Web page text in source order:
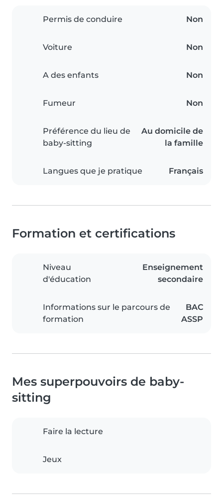
Permis de conduire Non
Voiture Non
A des enfants Non
Fumeur Non
Préférence du lieu de
baby-sitting
Au domicile de
la famille
Langues que je pratique Français
Formation et certifications
Niveau
d'éducation
Enseignement
secondaire
Informations sur le parcours de
formation
BAC
ASSP
Mes superpouvoirs de baby-
sitting
Faire la lecture
Jeux